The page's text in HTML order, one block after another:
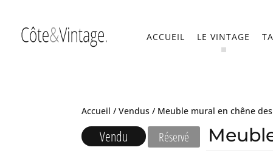
ACCUEIL LE VINTAGE
Accueil /Vendus / Meuble mural en chêne
Vendu Réservé